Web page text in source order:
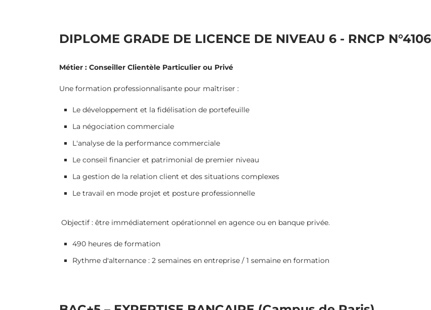
DIPLOME GRADE DE LICENCE DE NIVEAU 6 - RNCP
Métier : Conseiller Clientèle Particulier ou Privé
Une formation professionnalisante pour maîtriser :
Le développement et la fidélisation de portefeuille
La négociation commerciale
L'analyse de la performance commerciale
Le conseil financier et patrimonial de premier niveau
La gestion de la relation client et des situations complexes
Le travail en mode projet et posture professionnelle
Objectif : être immédiatement opérationnel en agence ou en banque privée.
490 heures de formation
Rythme d'alternance : 2 semaines en entreprise / 1 semaine en formation